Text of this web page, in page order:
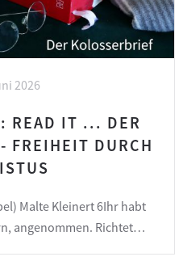
2026
READ IT ... DER
FREIHEIT DURCH
Malte Kleinert 6Ihr habt
angenommen. Richtet…